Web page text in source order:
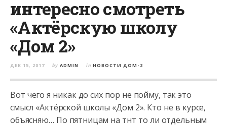
интересно смотреть
«Актёрскую школу
«Дом 2»
ДЕК 15, 2017 by ADMIN in НОВОСТИ ДОМ-2
Вот чего я никак до сих пор не пойму, так это
смысл «Актёрской школы «Дом 2». Кто не в курсе,
объясняю… По пятницам на тнт то ли отдельным